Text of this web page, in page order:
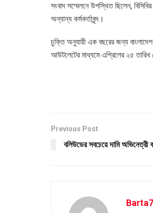
সংবাদ সম্মেলনে উপস্থিত ছিলেন,
অন্যান্য কর্মকর্তাবৃন্দ।
চুক্তি অনুযায়ী এক বছরের জন্য বাংলাদেশ
আউটলেটের মাধ্যমে এপ্রিলের ২৫ তারিখ
Previous Post
বলিউডের সবচেয়ে দামি অভিনেত্রী